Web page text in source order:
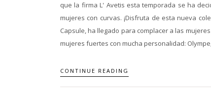
que la firma L' Avetis esta temporada se ha
mujeres con curvas. ¡Disfruta de esta nueva
Capsule, ha llegado para complacer a las
mujeres fuertes con mucha personalidad:
CONTINUE READING